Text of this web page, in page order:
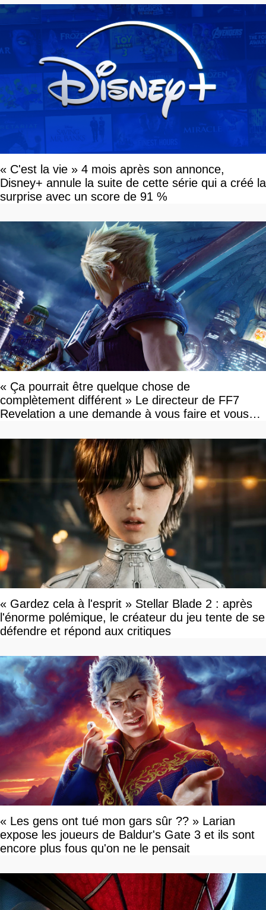
« C'est la vie » 4 mois après son annonce,
Disney+ annule la suite de cette série qui a créé la
surprise avec un score de 91 %
« Ça pourrait être quelque chose de
complètement différent » Le directeur de FF7
Revelation a une demande à vous faire et vous
« Gardez cela à l'esprit » Stellar Blade 2 : après
l'énorme polémique, le créateur du jeu tente de se
défendre et répond aux critiques
« Les gens ont tué mon gars sûr ?? » Larian
expose les joueurs de Baldur's Gate 3 et ils sont
encore plus fous qu'on ne le pensait